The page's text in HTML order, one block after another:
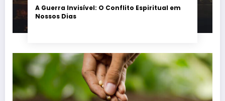
A Guerra Invisível: O Conflito Espiritual em
Nossos Dias